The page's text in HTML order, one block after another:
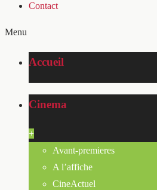
Contact
Menu
Accueil
Cinema
+
Avant-premieres
A l’affiche
CineActuel